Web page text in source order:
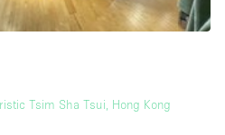
Tsim Sha Tsui, Hong Kong